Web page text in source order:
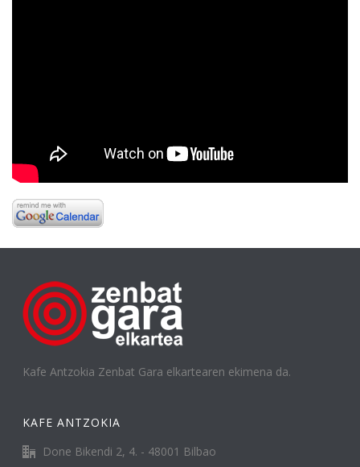
Kafe Antzokia Zenbat Gara elkartearen ekimena da.
KAFE ANTZOKIA
Done Bikendi 2, 4. - 48001 Bilbao